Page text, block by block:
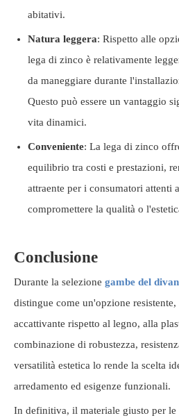
abitativi.
Natura leggera: Rispetto alle
lega di zinco è relativamente
da maneggiare durante
Questo può essere un vantaggio
vita dinamici.
Conveniente: La lega di zinco
equilibrio tra costi e prestazioni,
attraente per i consumatori attenti
compromettere la qualità o
Conclusione
Durante la selezione gambe del
distingue come un'opzione
accattivante rispetto al legno, alla
combinazione di robustezza,
versatilità estetica lo rende la scelta
arredamento ed esigenze funzionali.
In definitiva, il materiale giusto per le